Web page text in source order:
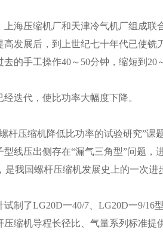
海压缩机厂和天津冷气机厂组成联
发展后，到上世纪七十年代已使铣
的手工操作40～50分钟，缩短到20
迭代，使比功率大幅度下降。
杆压缩机降低比功率的试验研究”课
线压出侧存在“漏气三角型”问题，
我国螺杆压缩机发展史上的一次进
制了LG20D一40/7、LG20D一9/16
缩机导程长径比、气量系列标准提